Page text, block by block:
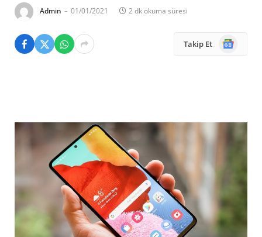
Admin 01/01/2021 2 dk okuma süresi
Takip Et
Google